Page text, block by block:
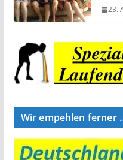
23.
Wir empehlen ferner